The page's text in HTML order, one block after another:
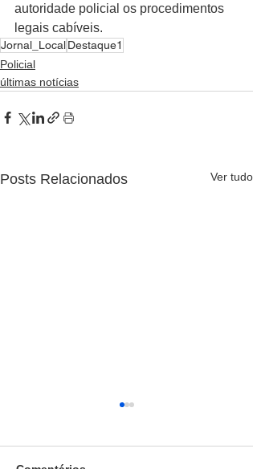
autoridade policial os procedimentos
legais cabíveis.
Jornal_LocalDestaque1
Policial
últimas notícias
Posts Relacionados Ver tudo